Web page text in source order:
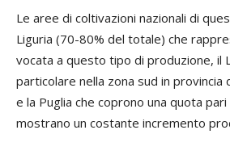
Le aree di coltivazioni nazionali di
Liguria (70-80% del totale) che
vocata a questo tipo di produzione, il
particolare nella zona sud in provincia
e la Puglia che coprono una quota
mostrano un costante incremento